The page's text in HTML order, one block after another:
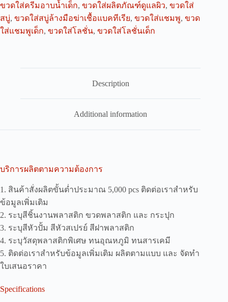
ขวดใส่ครีมอาบน้ำเด็ก, ขวดใส่ผลิตภัณฑ์ดูแลผิว, ขวดใส่
สบู่, ขวดใส่สบู่ล้างมือฆ่าเชื้อแบคทีเรีย, ขวดใส่แชมพู, ขวด
ใส่แชมพูเด็ก, ขวดใส่โลชั่น, ขวดใส่โลชั่นเด็ก
Description
Additional information
บริการผลิตตามความต้องการ
1. สินค้าสั่งผลิตขั้นต่ำประมาณ 5,000 pcs ติดต่อเราสำหรับ
ข้อมูลเพิ่มเติม
2. ระบุสีชิ้นงานพลาสติก ขวดพลาสติก และ กระปุก
3. ระบุสีหัวปั้ม สีหัวสเปรย์ สีฝาพลาสติก
4. ระบุวัสดุพลาสติกพิเศษ ทนอุณหภูมิ ทนสารเคมี
5. ติดต่อเราสำหรับข้อมูลเพิ่มเติม ผลิตตามแบบ และ จัดทำ
ใบเสนอราคา
Specifications